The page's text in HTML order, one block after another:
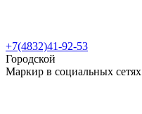
+7(4832)41-92-53
Городской
Маркир в социальных сетях